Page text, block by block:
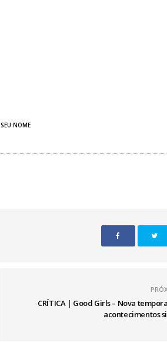
NOME
CRÍTICA | Good Girls – Nova
acontecimentos